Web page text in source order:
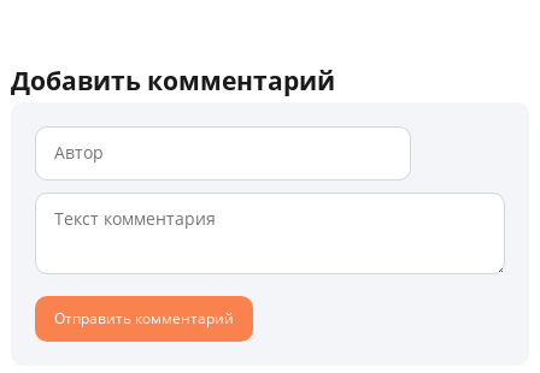
Добавить комментарий